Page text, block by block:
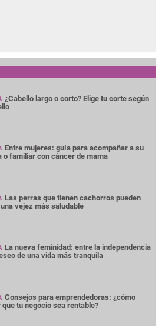
¿Cabello largo o corto? Elige tu corte según
Entre mujeres: guía para acompañar a su
o familiar con cáncer de mama
Las perras que tienen cachorros pueden
vejez más saludable
La nueva feminidad: entre la independencia
de una vida más tranquila
Consejos para emprendedoras: ¿cómo
que tu negocio sea rentable?